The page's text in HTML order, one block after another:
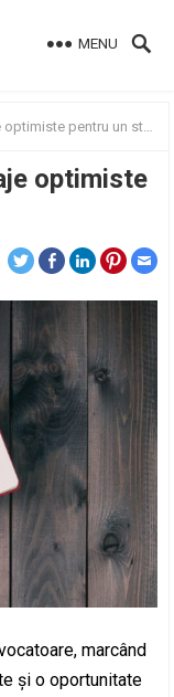
MENU
pentru un start energic
optimiste
marcând
și o oportunitate